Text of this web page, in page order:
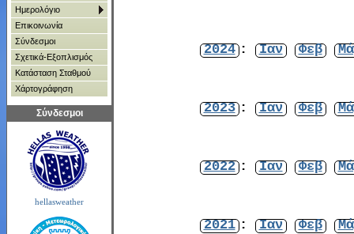
Ημερολόγιο
Επικοινωνία
Σύνδεσμοι
Σχετικά-Εξοπλισμός
Κατάσταση Σταθμού
Χάρτoγράφηση
Σύνδεσμοι
hellasweather
2024 : Ιαν Φεβ
2023 : Ιαν Φεβ
2022 : Ιαν Φεβ
2021 : Ιαν Φεβ